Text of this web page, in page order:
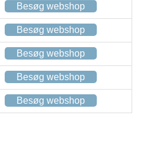
Besøg webshop
Besøg webshop
Besøg webshop
Besøg webshop
Besøg webshop